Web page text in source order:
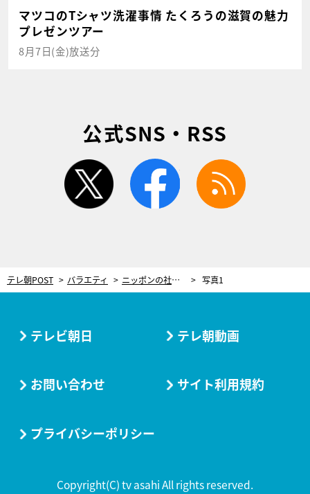
マツコのTシャツ洗濯事情 たくろうの滋賀の魅力
プレゼンツアー
8月7日(金)放送分
公式SNS・RSS
twitter facebook
テレ朝POST バラエティ ニッポンの社長・ケツが『ダブルインパクト』優勝の舞台裏ぶちまける「僕だけ蚊帳の外ですよ」 写真1
テレビ朝日 テレ朝動画
お問い合わせ サイト利用規約
プライバシーポリシー
Copyright(C) tv asahi All rights reserved.